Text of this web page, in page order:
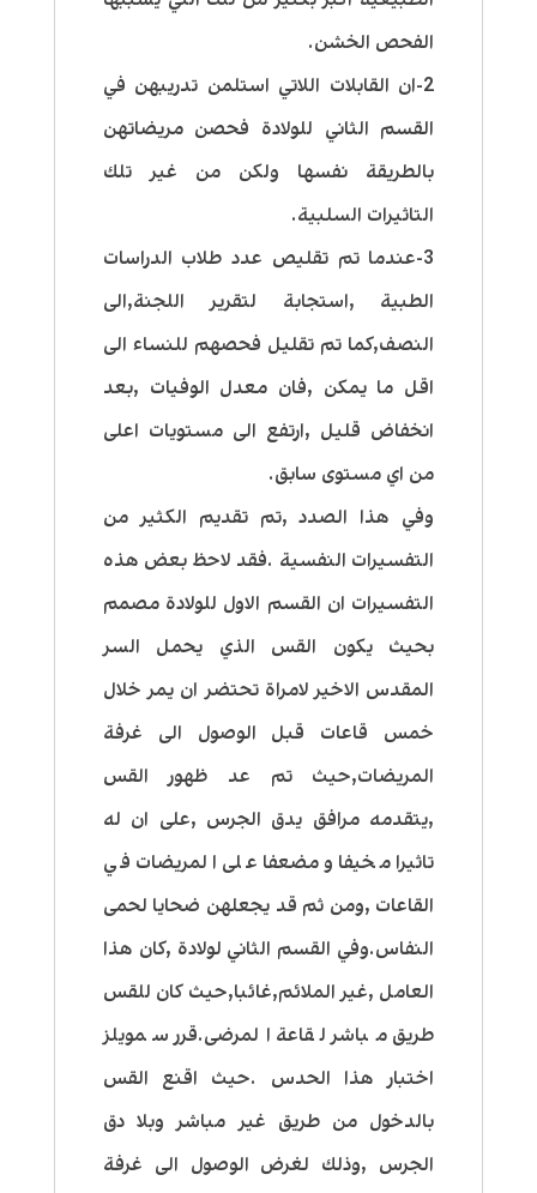
الفحص الخشن.
2-ان القابلات اللاتي استلمن تدريبهن في
القسم الثاني للولادة فحصن مريضاتهن
بالطريقة نفسها ولكن من غير تلك
التاثيرات السلبية.
3-عندما تم تقليص عدد طلاب الدراسات
الطبية ,استجابة لتقرير اللجنة,الى
النصف,كما تم تقليل فحصهم للنساء الى
اقل ما يمكن ,فان معدل الوفيات ,بعد
انخفاض قليل ,ارتفع الى مستويات اعلى
من اي مستوى سابق.
وفي هذا الصدد ,تم تقديم الكثير من
التفسيرات النفسية .فقد لاحظ بعض هذه
التفسيرات ان القسم الاول للولادة مصمم
بحيث يكون القس الذي يحمل السر
المقدس الاخير لامراة تحتضر ان يمر خلال
خمس قاعات قبل الوصول الى غرفة
المريضات,حيث تم عد ظهور القس
,يتقدمه مرافق يدق الجرس ,على ان له
تاثيرا مخيفا ومضعفا على المريضات في
القاعات ,ومن ثم قد يجعلهن ضحايا لحمى
النفاس.وفي القسم الثاني لولادة ,كان هذا
العامل ,غير الملائم,غائبا,حيث كان للقس
طريق مباشر لقاعة المرضى.قرر سمويلز
اختبار هذا الحدس .حيث اقنع القس
بالدخول من طريق غير مباشر وبلا دق
الجرس ,وذلك لغرض الوصول الى غرفة